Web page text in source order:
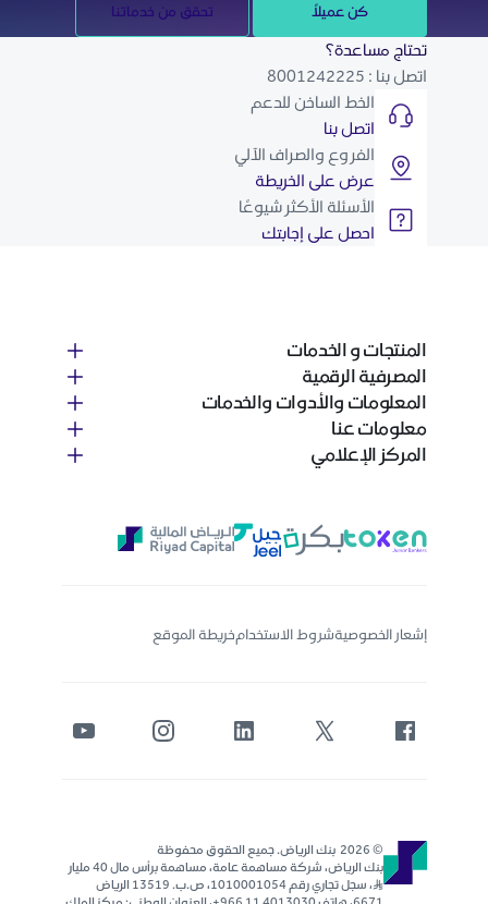
كن عميلاً تحقق من خدماتنا
تحتاج مساعدة؟
اتصل بنا : 8001242225
الخط الساخن للدعم
اتصل بنا
الفروع والصراف الآلي
عرض على الخريطة
الأسئلة الأكثر شيوعًا
احصل على إجابتك
المنتجات و الخدمات
المصرفية الرقمية
المعلومات والأدوات والخدمات
معلومات عنا
المركز الإعلامي
إشعار الخصوصيةشروط الاستخدامخريطة الموقع
بنك الرياض، شركة مساهمة عامة، مساهمة برأس مال 40 مليار
ر..س، سجل تجاري رقم 1010001054، ص.ب. 13519 الرياض